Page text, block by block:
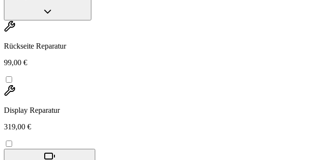
Rückseite Reparatur
99,00 €
Display Reparatur
319,00 €